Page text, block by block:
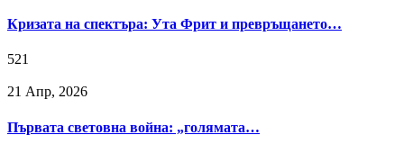
Кризата на спектъра: Ута Фрит и превръщането…
521
21 Апр, 2026
Първата световна война: „голямата…